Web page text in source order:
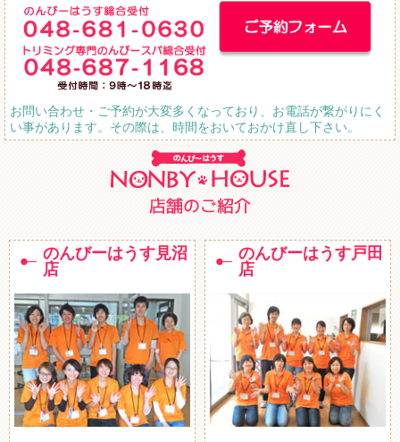
お問い合わせ・ご予約が大変多くなっており、お電話が繋がりにく
い事があります。その際は、時間をおいておかけ直し下さい。
のんびーはうす見沼
店
のんびーはうす戸田
店